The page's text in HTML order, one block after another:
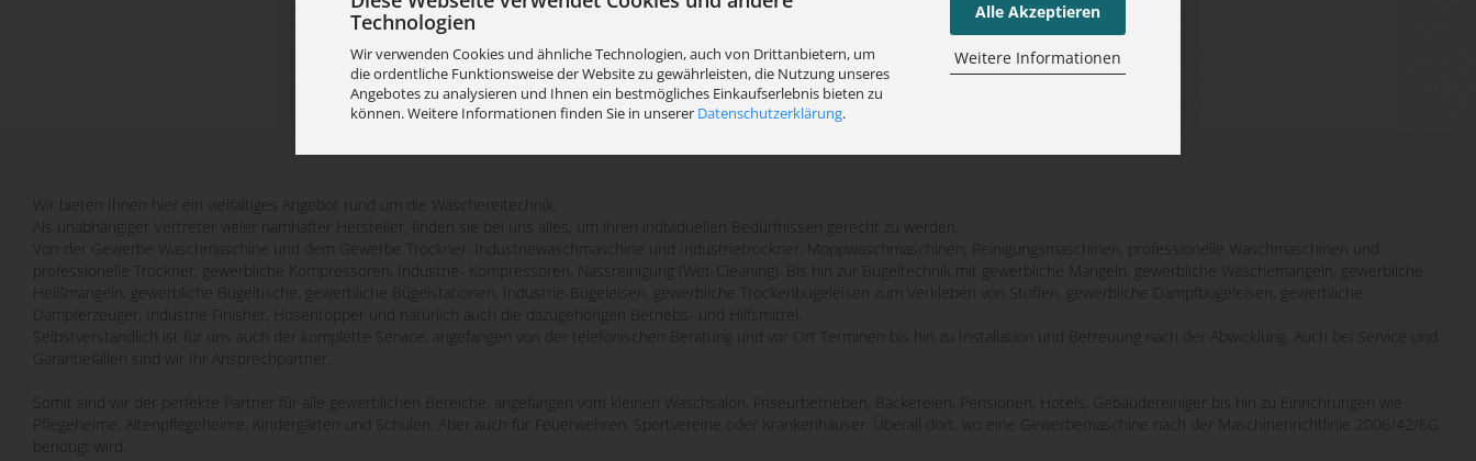
Technologien
Wir verwenden Cookies und ähnliche Technologien, auch von Drittanbietern, um
die ordentliche Funktionsweise der Website zu gewährleisten, die Nutzung unseres
Angebotes zu analysieren und Ihnen ein bestmögliches Einkaufserlebnis bieten zu
können. Weitere Informationen finden Sie in unserer Datenschutzerklärung.
Alle Akzeptieren
Weitere Informationen
Wir bieten Ihnen hier ein vielfältiges Angebot rund um die Wäschereitechnik.
Als unabhängiger Vertreter vieler namhafter Hersteller, finden sie bei uns alles, um ihren individuellen Bedürfnissen gerecht zu werden.
Von der Gewerbe Waschmaschine und dem Gewerbe Trockner, Industriewaschmaschine und Industrietrockner, Moppwaschmaschinen, Reinigungsmaschinen, professionelle Waschmaschinen und
professionelle Trockner, gewerbliche Kompressoren, Industrie- Kompressoren, Nassreinigung (Wet-Cleaning). Bis hin zur Bügeltechnik mit gewerbliche Mangeln, gewerbliche Wäschemangeln, gewerbliche
Heißmangeln, gewerbliche Bügeltische, gewerbliche Bügelstationen, Industrie-Bügeleisen, gewerbliche Trockenbügeleisen zum Verkleben von Stoffen, gewerbliche Dampfbügeleisen, gewerbliche
Dampferzeuger, Industrie Finisher, Hosentopper und natürlich auch die dazugehörigen Betriebs- und Hilfsmittel.
Selbstverständlich ist für uns auch der komplette Service, angefangen von der telefonischen Beratung und vor Ort Terminen bis hin zu Installation und Betreuung nach der Abwicklung. Auch bei Service und
Garantiefällen sind wir Ihr Ansprechpartner.
Somit sind wir der perfekte Partner für alle gewerblichen Bereiche, angefangen vom kleinen Waschsalon, Friseurbetrieben, Bäckereien, Pensionen, Hotels, Gebäudereiniger bis hin zu Einrichtungen wie
Pflegeheime, Altenpflegeheime, Kindergärten und Schulen. Aber auch für Feuerwehren, Sportvereine oder Krankenhäuser. Überall dort, wo eine Gewerbemaschine nach der Maschinenrichtlinie 2006/42/EG
benötigt wird.